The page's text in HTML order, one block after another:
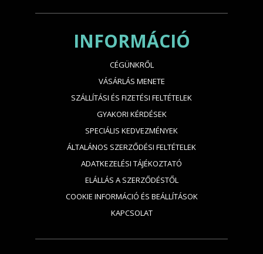
INFORMÁCIÓ
CÉGÜNKRŐL
VÁSÁRLÁS MENETE
SZÁLLÍTÁSI ÉS FIZETÉSI FELTÉTELEK
GYAKORI KÉRDÉSEK
SPECIÁLIS KEDVEZMÉNYEK
ÁLTALÁNOS SZERZŐDÉSI FELTÉTELEK
ADATKEZELÉSI TÁJÉKOZTATÓ
ELÁLLÁS A SZERZŐDÉSTŐL
COOKIE INFORMÁCIÓ ÉS BEÁLLÍTÁSOK
KAPCSOLAT